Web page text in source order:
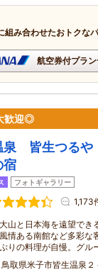
組み合わせたおトクな
航空券付プラ
歓迎◎
泉 皆生つる
宿
フォトギャラリー
1,173
山と日本海を遠望でき
情ある南館など多彩な
りの料理が自慢。グル
鳥取県米子市皆生温泉２